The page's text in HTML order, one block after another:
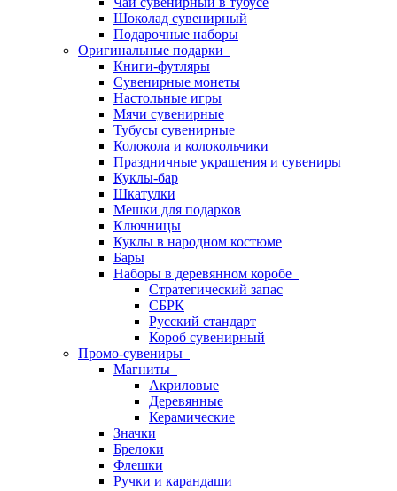
Шоколад сувенирный
Подарочные наборы
Оригинальные подарки
Книги-футляры
Сувенирные монеты
Настольные игры
Мячи сувенирные
Тубусы сувенирные
Колокола и колокольчики
Праздничные украшения и сувениры
Куклы-бар
Шкатулки
Мешки для подарков
Ключницы
Куклы в народном костюме
Бары
Наборы в деревянном коробе
Стратегический запас
СБРК
Русский стандарт
Короб сувенирный
Промо-сувениры
Магниты
Акриловые
Деревянные
Керамические
Значки
Брелоки
Флешки
Ручки и карандаши